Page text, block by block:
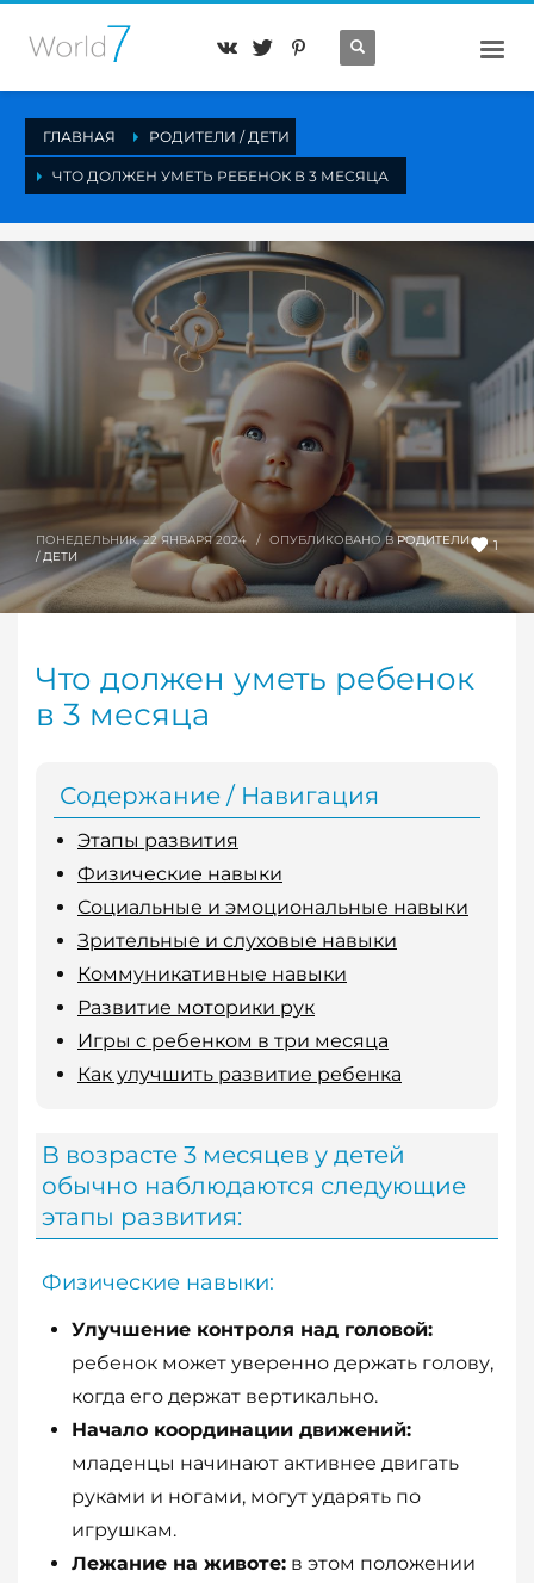
ГЛАВНАЯ РОДИТЕЛИ / ДЕТИ
ЧТО ДОЛЖЕН УМЕТЬ РЕБЕНОК В 3 МЕСЯЦА
1
ПОНЕДЕЛЬНИК, 22 ЯНВАРЯ 2024 / ОПУБЛИКОВАНО ВРОДИТЕЛИ
/ ДЕТИ
Что должен уметь ребенок
в 3 месяца
Содержание / Навигация
Этапы развития
Физические навыки
Социальные и эмоциональные навыки
Зрительные и слуховые навыки
Коммуникативные навыки
Развитие моторики рук
Игры с ребенком в три месяца
Как улучшить развитие ребенка
В возрасте 3 месяцев у детей
обычно наблюдаются следующие
этапы развития:
Физические навыки:
Улучшение контроля над головой:
ребенок может уверенно держать голову,
когда его держат вертикально.
Начало координации движений:
младенцы начинают активнее двигать
руками и ногами, могут ударять по
игрушкам.
Лежание на животе: в этом положении